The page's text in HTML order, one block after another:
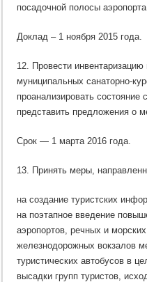
посадочной полосы
Доклад – 1 ноября 2015 года.
12. Провести инвентаризацию
муниципальных санаторно-
проанализировать состояние
представить предложения о
Срок — 1 марта 2016 года.
13. Принять меры,
на создание туристских
на поэтапное введение
аэропортов, речных и
железнодорожных вокзалов
туристических автобусов в
высадки групп туристов,